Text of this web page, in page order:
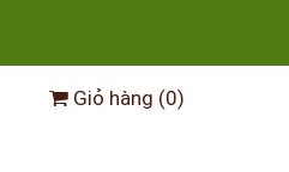
Giỏ hàng (0)